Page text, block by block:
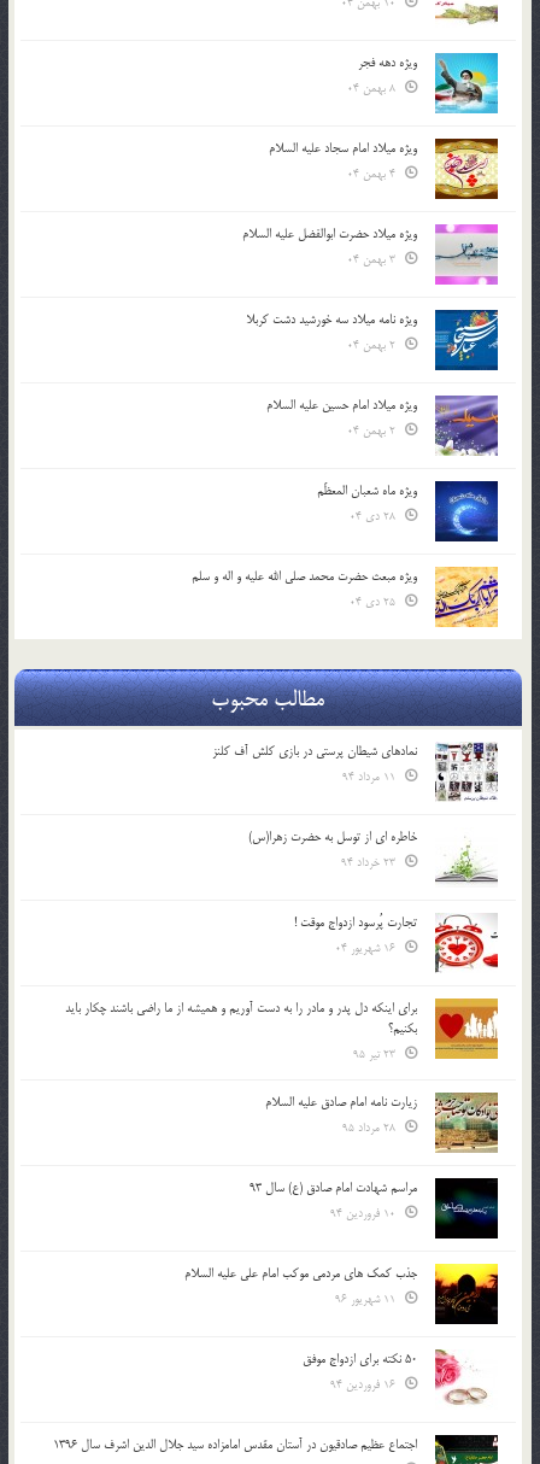
ویژه دهه فجر
ویژه میلاد امام سجاد علیه السلام
ویژه میلاد حضرت ابوالفضل علیه السلام
ویژه نامه میلاد سه خورشید دشت کربلا
ویژه میلاد امام حسین علیه السلام
ویژه ماه شعبان المعظّم
ویژه مبعث حضرت محمد صلی الله علیه و اله و سلم
مطالب محبوب
نمادهای شیطان پرستی در بازی کلش آف کلنز
خاطره ای از توسل به حضرت زهرا(س)
تجارت پُرسود ازدواج موقت !
براي اينكه دل پدر و مادر را به دست آوريم و هميشه از ما راضي باشند چكار بايد
بكنيم؟
زیارت نامه امام صادق علیه السلام
مراسم شهادت امام صادق (ع) سال 93
جذب کمک های مردمی موکب امام علی علیه السلام
50 نکته برای ازدواج موفق
اجتماع عظیم صادقیون در آستان مقدس امامزاده سید جلال الدین اشرف سال 1396